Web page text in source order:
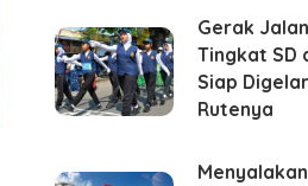
Gerak Jalan
Tingkat SD
Siap
Rutenya